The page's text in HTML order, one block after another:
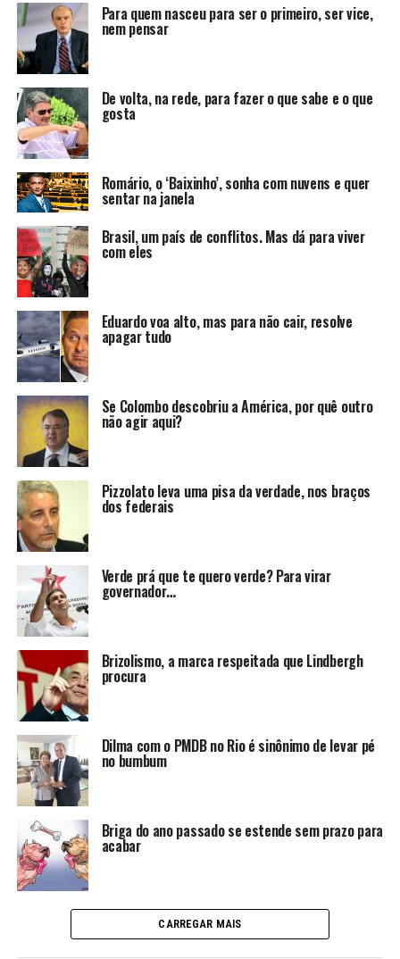
Para quem nasceu para ser o primeiro, ser vice,
nem pensar
De volta, na rede, para fazer o que sabe e o que
gosta
Romário, o ‘Baixinho’, sonha com nuvens e quer
sentar na janela
Brasil, um país de conflitos. Mas dá para viver
com eles
Eduardo voa alto, mas para não cair, resolve
apagar tudo
Se Colombo descobriu a América, por quê outro
não agir aqui?
Pizzolato leva uma pisa da verdade, nos braços
dos federais
Verde prá que te quero verde? Para virar
governador…
Brizolismo, a marca respeitada que Lindbergh
procura
Dilma com o PMDB no Rio é sinônimo de levar pé
no bumbum
Briga do ano passado se estende sem prazo para
acabar
CARREGAR MAIS